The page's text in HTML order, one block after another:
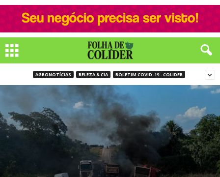
AGRONOTÍCIAS BELEZA & CIA BOLETIM COVID-19 - COLIDER